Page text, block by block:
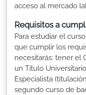
acceso al mercado
Requisitos a
Para estudiar el
que cumplir los
necesitarás: tener el
un Título
Especialista
segundo curso de